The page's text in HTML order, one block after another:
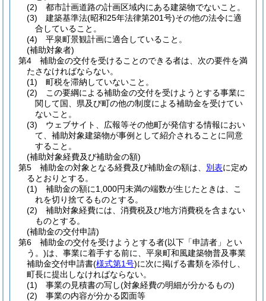
(2) 都市計画道路の計画区域内にある建築物でないこと。
(3) 建築基準法(昭和25年法律第201号)その他の法令に適
合していること。
(4) 平泉町景観計画に適合していること。
(補助対象者)
第4 補助金の交付を受けることのできる者は、次の要件を満
たさなければならない。
(1) 町税を滞納していないこと。
(2) この要綱による補助金の交付を受けようとする事業に
関して国、県及び町の他の制度による補助金を受けてい
ないこと。
(3) ウェブサイト、広報等その他町が発信する情報におい
て、補助対象建築物が事例として紹介されることに同意
すること。
(補助対象経費及び補助金の額)
第5 補助金の対象となる経費及び補助金の額は、 別表に定め
るとおりとする。
(1) 補助金の額に1,000円未満の端数が生じたときは、こ
れを切り捨てるものとする。
(2) 補助対象経費には、消費税及び地方消費税を含まない
ものとする。
(補助金の交付申請)
第6 補助金の交付を受けようとする者(以下「申請者」とい
う。)は、事業に着手する前に、平泉町和風建築物普及事業
補助金交付申請書(様式第1号)に次に掲げる書類を添付し、
町長に提出しなければならない。
(1) 事業の見積書の写し(対象経費の明細が分かるもの)
(2) 事業の内容が分かる図面等